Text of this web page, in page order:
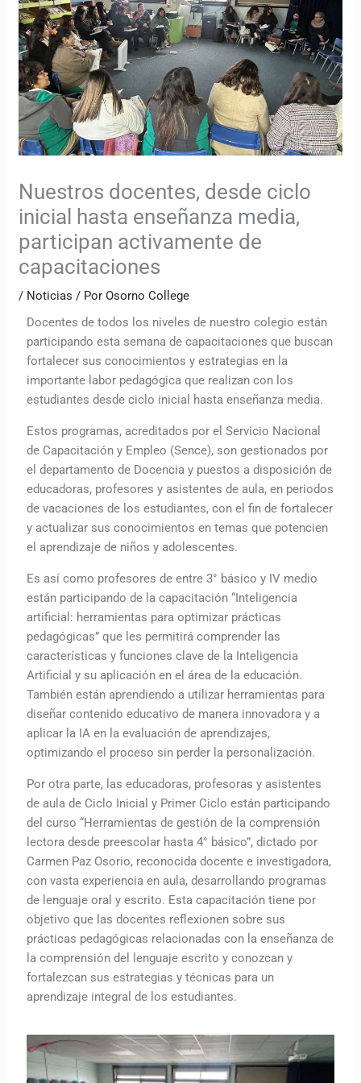
Nuestros docentes, desde ciclo
inicial hasta enseñanza media,
participan activamente de
capacitaciones
/ Noticias / PorOsorno College
Docentes de todos los niveles de nuestro colegio están
participando esta semana de capacitaciones que buscan
fortalecer sus conocimientos y estrategias en la
importante labor pedagógica que realizan con los
estudiantes desde ciclo inicial hasta enseñanza media.
Estos programas, acreditados por el Servicio Nacional
de Capacitación y Empleo (Sence), son gestionados por
el departamento de Docencia y puestos a disposición de
educadoras, profesores y asistentes de aula, en periodos
de vacaciones de los estudiantes, con el fin de fortalecer
y actualizar sus conocimientos en temas que potencien
el aprendizaje de niños y adolescentes.
Es así como profesores de entre 3° básico y IV medio
están participando de la capacitación “Inteligencia
artificial: herramientas para optimizar prácticas
pedagógicas” que les permitirá comprender las
características y funciones clave de la Inteligencia
Artificial y su aplicación en el área de la educación.
También están aprendiendo a utilizar herramientas para
diseñar contenido educativo de manera innovadora y a
aplicar la IA en la evaluación de aprendizajes,
optimizando el proceso sin perder la personalización.
Por otra parte, las educadoras, profesoras y asistentes
de aula de Ciclo Inicial y Primer Ciclo están participando
del curso “Herramientas de gestión de la comprensión
lectora desde preescolar hasta 4° básico”, dictado por
Carmen Paz Osorio, reconocida docente e investigadora,
con vasta experiencia en aula, desarrollando programas
de lenguaje oral y escrito. Esta capacitación tiene por
objetivo que las docentes reflexionen sobre sus
prácticas pedagógicas relacionadas con la enseñanza de
la comprensión del lenguaje escrito y conozcan y
fortalezcan sus estrategias y técnicas para un
aprendizaje integral de los estudiantes.